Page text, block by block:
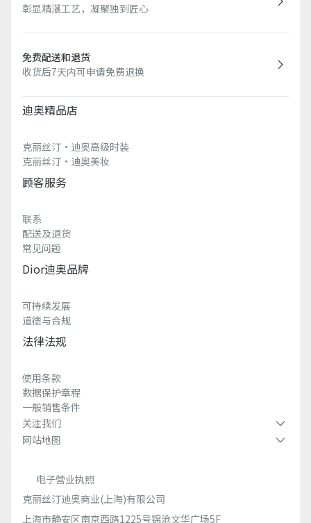
彰显精湛工艺，凝聚独到匠心
免费配送和退货
收货后7天内可申请免费退换
迪奥精品店
克丽丝汀·迪奥高级时装
克丽丝汀·迪奥美妆
顾客服务
联系
配送及退货
常见问题
Dior迪奥品牌
可持续发展
道德与合规
法律法规
使用条款
数据保护章程
一般销售条件
关注我们
网站地图
电子营业执照
克丽丝汀迪奥商业(上海)有限公司
上海市静安区南京西路1225号锦沧文华广场5F